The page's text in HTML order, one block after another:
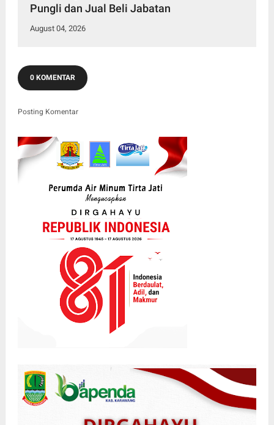
Pungli dan Jual Beli Jabatan
August 04, 2026
0 KOMENTAR
Posting Komentar